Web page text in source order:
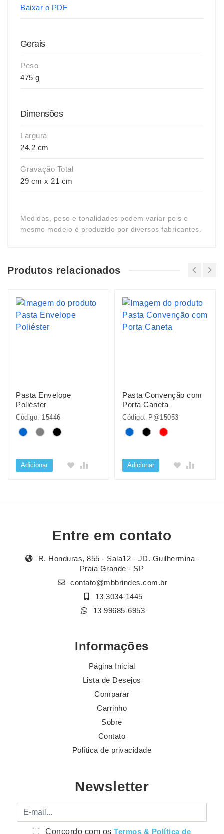
Baixar o PDF
Gerais
Peso
475 g
Dimensões
Largura
24,2 cm
Gravação Total
29 cm x 21 cm
Medidas, peso e tonalidades podem variar pois o
mesmo modelo é produzido por diversos fabricantes.
Produtos relacionados
Pasta Envelope
Poliéster
Código: 15446
Adicionar
Pasta Convenção com
Porta Caneta
Código: P@15053
Adicionar
Entre em contato
R. Honduras, 855 - Sala12 - JD. Guilhermina -
Praia Grande - SP
contato@mbbrindes.com.br
13 3034-1445
13 99685-6953
Informações
Página Inicial
Lista de Desejos
Comparar
Carrinho
Sobre
Contato
Política de privacidade
Newsletter
E-mail
Concordo com osTermos & Política de